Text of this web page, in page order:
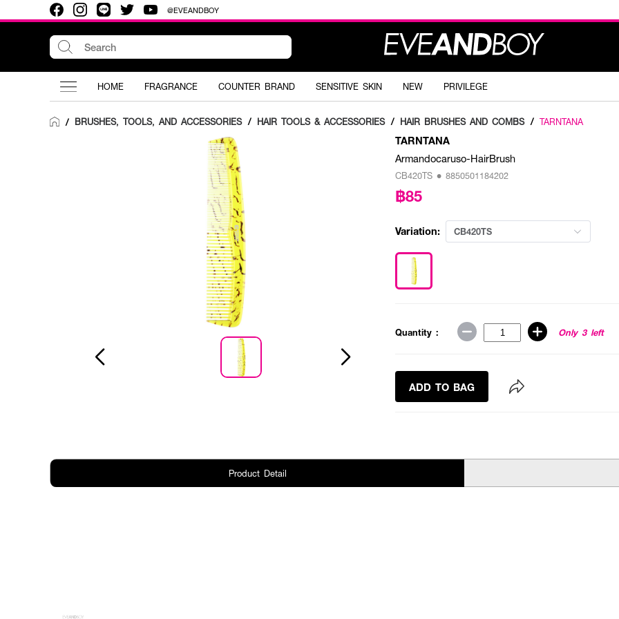
@EVEANDBOY
HOME FRAGRANCE COUNTER BRAND SENSITIVE SKIN NEW PRIVILEGE
/ BRUSHES, TOOLS, AND ACCESSORIES / HAIR TOOLS & ACCESSORIES / HAIR BRUSHES AND COMBS / TARNTANA
TARNTANA
Armandocaruso-HairBrush
CB420TS • 8850501184202
฿85
Variation: CB420TS
Quantity : Only 3 left
ADD TO BAG
Product Detail